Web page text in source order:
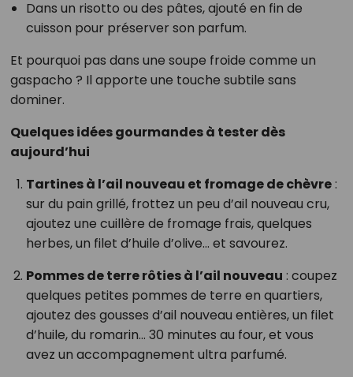
Dans un risotto ou des pâtes, ajouté en fin de
cuisson pour préserver son parfum.
Et pourquoi pas dans une soupe froide comme un
gaspacho ? Il apporte une touche subtile sans
dominer.
Quelques idées gourmandes à tester dès
aujourd’hui
Tartines à l’ail nouveau et fromage de chèvre:
sur du pain grillé, frottez un peu d’ail nouveau cru,
ajoutez une cuillère de fromage frais, quelques
herbes, un filet d’huile d’olive… et savourez.
Pommes de terre rôties à l’ail nouveau : coupez
quelques petites pommes de terre en quartiers,
ajoutez des gousses d’ail nouveau entières, un filet
d’huile, du romarin… 30 minutes au four, et vous
avez un accompagnement ultra parfumé.